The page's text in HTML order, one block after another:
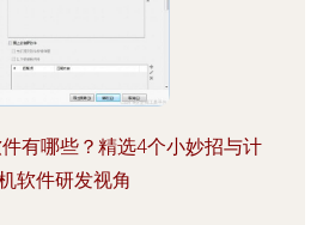
有哪些？精选4个小妙招与计
软件研发视角